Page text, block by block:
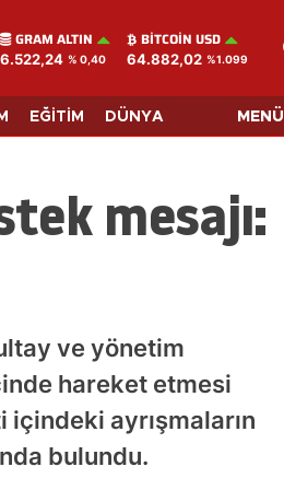
GRAM ALTIN
6.522,24 % 0,40
BITCOIN USD
64.882,02 %1.099
EĞİTİM DÜNYA MENÜ
mesajı:
ve yönetim
hareket etmesi
ayrışmaların
bulundu.